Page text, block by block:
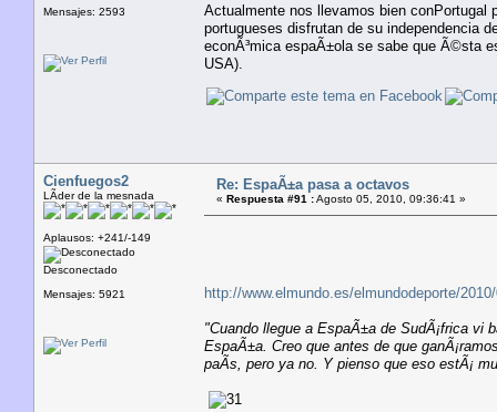
Mensajes: 2593
Actualmente nos llevamos bien conPortugal
portugueses disfrutan de su independencia
econÃ³mica espaÃ±ola se sabe que Ã©sta
USA).
Cienfuegos2
LÃ­der de la mesnada
Aplausos: +241/-149
Desconectado
Mensajes: 5921
Re: EspaÃ±a pasa a octavos
« Respuesta #91 :Agosto 05, 2010, 09:36:41 »
http://www.elmundo.es/elmundodeporte/
"Cuando llegue a EspaÃ±a de SudÃ¡frica
EspaÃ±a. Creo que antes de que
paÃ­s, pero ya no. Y pienso que eso estÃ¡